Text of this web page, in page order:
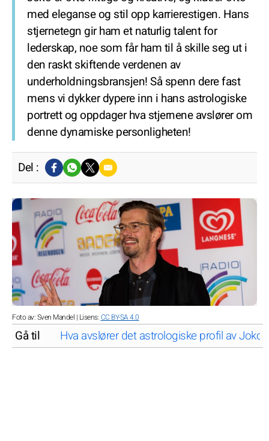
med eleganse og stil opp karrierestigen. Hans
stjernetegn gir ham et naturlig talent for
lederskap, noe som får ham til å skille seg ut i
den raskt skiftende verdenen av
underholdningsbransjen! Så spenn dere fast
mens vi dykker dypere inn i hans astrologiske
portrett og oppdager hva stjernene avslører om
denne dynamiske personligheten!
Del :
Foto av: Sven Mandel | Lisens:CC BY-SA 4.0
Gå til Hva avslører det astrologiske profil av Joko